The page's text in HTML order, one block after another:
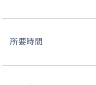
てください。その中で無
所要時間